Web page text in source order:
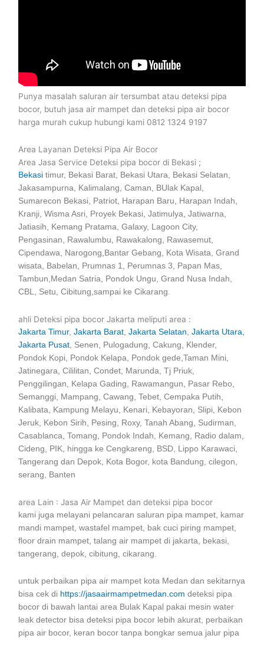
Punya masalah saluran air tersumbat atau deteksi pipa
bocor, butuh jasa air mampet dan deteksi pipa air bocor
harga murah cukup hubungi kami 0812 1324 9197
Area Layanan Deteksi Pipa Air Bocor
Area Jasa Service Deteksi pipa bocor di Bekasi ;
Bekasi timur, Bekasi Barat, Bekasi Utara, Bekasi Selatan,
Jakasampurna, Kalimalang, Caman, BUlak Kapal,
Sumarecon Bekasi, Patriot, Harapan Baru, Harapan Indah,
Kranji, Wisma Asri, Proyek Bekasi, Jatimulya, Jatiwarna,
Jatiasih, Kemang Pratama, Galaxy, Lagoon City,
Pengasinan, Rawalumbu, Rawakalong, Rawasemut,
Cipendawa, Narogong,Bantar Gebang, Kota Wisata, Grand
wisata, Babelan, Prumnas 1, Perumnas 3, Papan Mas,
Tambun,Medan Satria, Pondok Ungu, Grand Nusa Indah,
CBL, Setu, Cibitung,sampai ke Cikarang.
ahli Deteksi pipa bocor Jakarta meliputi area :
Jakarta Timur,Jakarta Barat ,Jakarta Selatan ,Jakarta Utara
Jakarta Pusat , Senen, Pulogadung, Cakung, Klender,
Pondok Kopi, Pondok Kelapa, Pondok gede,Taman Mini,
Jatinegara, Cililitan, Condet, Marunda, Tj Priuk,
Penggilingan, Kelapa Gading, Rawamangun, Pasar Rebo,
Semanggi, Mampang, Cawang, Tebet, Cempaka Putih,
Kalibata, Kampung Melayu, Kenari, Kebayoran, Slipi, Kebon
Jeruk, Kebon Sirih, Pesing, Roxy, Tanah Abang, Sudirman,
Casablanca, Tomang, Pondok Indah, Kemang, Radio dalam,
Cideng, PIK, hingga ke Cengkareng, BSD, Lippo Karawaci,
Tangerang dan Depok, Kota Bogor, kota Bandung, cilegon,
serang, Banten
area Lain : Jasa Air Mampet dan deteksi pipa bocor
kami juga melayani pelancaran saluran pipa mampet, kamar
mandi mampet, wastafel mampet, bak cuci piring mampet,
floor drain mampet, talang air mampet di jakarta, bekasi,
tangerang, depok, cibitung, cikarang.
untuk perbaikan pipa air mampet kota Medan dan sekitarnya
bisa cek di https://jasaairmampetmedan.comdeteksi pipa
bocor di bawah lantai area Bulak Kapal pakai mesin water
leak detector bisa deteksi pipa bocor lebih akurat, perbaikan
pipa air bocor, keran bocor tanpa bongkar semua jalur pipa